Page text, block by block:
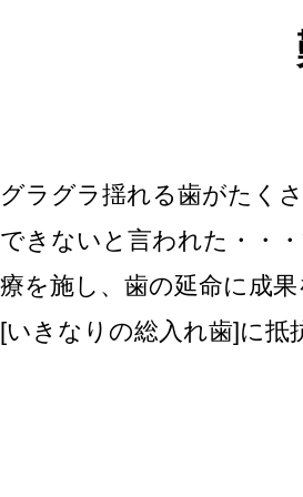
グラグラ揺れる歯がたく
できないと言われた・・
療を施し、歯の延命に成
[いきなりの総入れ歯]に抵